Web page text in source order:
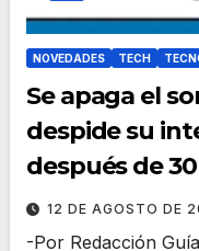
NOVEDADES TECH
Se apaga el
despide su
después de
12 DE AGOSTO DE
-Por Redacción